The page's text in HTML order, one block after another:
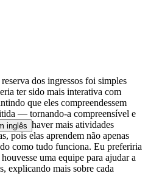
dos ingressos foi simples
ter sido mais interativa com
que eles compreendessem
— tornando-a compreensível e
haver mais atividades
pois elas aprendem não apenas
como tudo funciona. Eu preferiria
uma equipe para ajudar a
explicando mais sobre cada
inglês